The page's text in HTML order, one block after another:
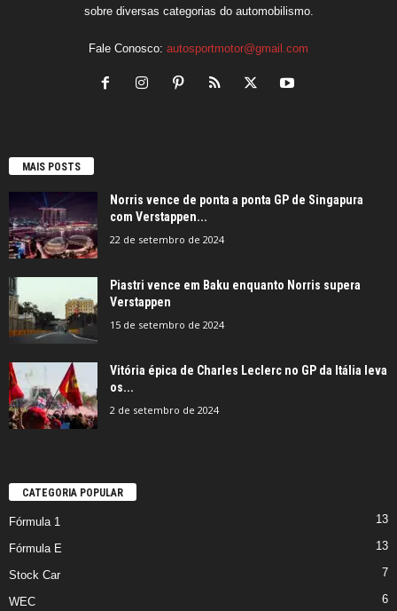
sobre diversas categorias do automobilismo.
Fale Conosco: autosportmotor@gmail.com
MAIS POSTS
Norris vence de ponta a ponta GP de Singapura
com Verstappen...
22 de setembro de 2024
Piastri vence em Baku enquanto Norris supera
Verstappen
15 de setembro de 2024
Vitória épica de Charles Leclerc no GP da Itália leva
os...
2 de setembro de 2024
CATEGORIA POPULAR
Fórmula 1 13
Fórmula E 13
Stock Car 7
WEC 6